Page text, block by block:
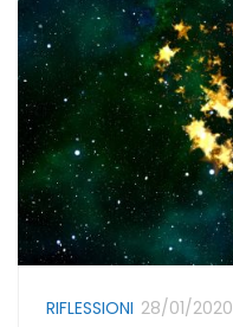
RIFLESSIONI 28/01/2020